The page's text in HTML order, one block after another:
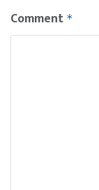
Comment *